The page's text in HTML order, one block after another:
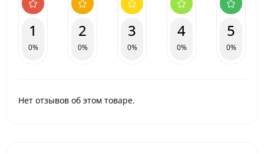
1
0%
2
0%
3
0%
4
0%
5
0%
Нет отзывов об этом товаре.